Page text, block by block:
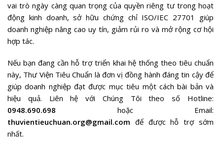
vai trò ngày càng quan trọng của quyền riêng tư trong hoạt
động kinh doanh, sở hữu chứng chỉ ISO/IEC 27701 giúp
doanh nghiệp nâng cao uy tín, giảm rủi ro và mở rộng cơ hội
hợp tác.
Nếu bạn đang cần hỗ trợ triển khai hệ thống theo tiêu chuẩn
này, Thư Viện Tiêu Chuẩn là đơn vị đồng hành đáng tin cậy để
giúp doanh nghiệp đạt được mục tiêu một cách bài bản và
hiệu quả. Liên hệ với Chúng Tôi theo số Hotline:
0948.690.698 hoặc Email:
thuvientieuchuan.org@gmail.com để được hỗ trợ sớm
nhất.